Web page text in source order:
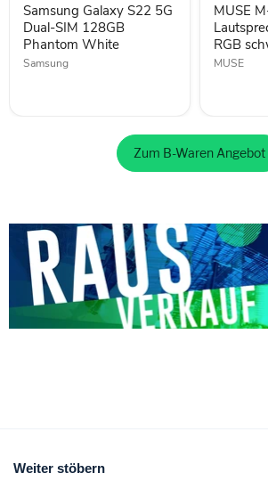
128GB
Phantom
White
Samsung Galaxy S22 5G
Dual-SIM 128GB
Phantom White
Samsung
schwarz
20W
MUSE
RGB
MUSE
Zum B-Waren Angebot
Weiter stöbern